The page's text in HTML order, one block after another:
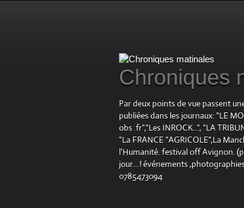
Chroniques
Par deux points de vue passent
publiées dans les journaux: "LE
obs .fr","Les INROCK...", "LA
"La FRANCE "AGRICOLE",La
l'Humanité. festival off Avignon.
jour....! événements
0785473094